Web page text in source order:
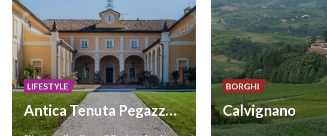
Antica Tenuta Pegazzera
LIFESTYLE
Calvignano
BORGHI